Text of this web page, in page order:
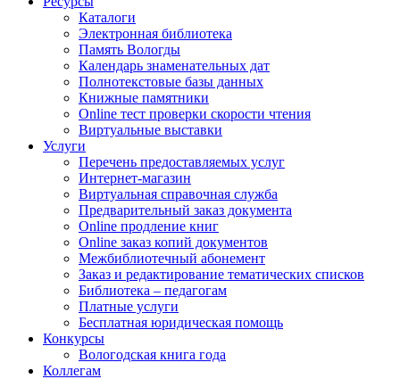
Каталоги
Электронная библиотека
Память Вологды
Календарь знаменательных дат
Полнотекстовые базы данных
Книжные памятники
Online тест проверки скорости чтения
Виртуальные выставки
Услуги
Перечень предоставляемых услуг
Интернет-магазин
Виртуальная справочная служба
Предварительный заказ документа
Online продление книг
Online заказ копий документов
Межбиблиотечный абонемент
Заказ и редактирование тематических списков
Библиотека – педагогам
Платные услуги
Бесплатная юридическая помощь
Конкурсы
Вологодская книга года
Коллегам